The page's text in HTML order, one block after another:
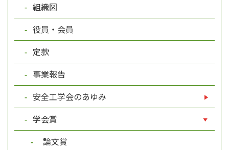
組織図
役員・会員
定款
事業報告
安全工学会のあゆみ
学会賞
論文賞